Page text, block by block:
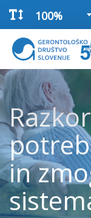
100%
in